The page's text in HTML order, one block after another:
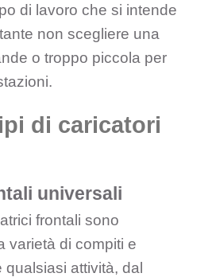
di lavoro che si intende
non scegliere una
o troppo piccola per
di caricatori
universali
frontali sono
varietà di compiti e
attività, dal